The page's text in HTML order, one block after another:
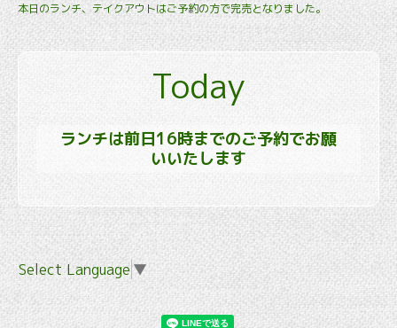
本日のランチ、テイクアウトはご予約の方で完売となりました。
Today
ランチは前日16時までのご予約でお願
いいたします
Select Language ▼